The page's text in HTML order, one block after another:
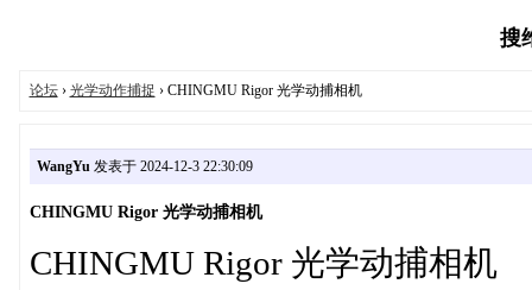
搜
论坛› 光学动作捕捉 › CHINGMU Rigor 光学动捕相机
WangYu发表于 2024-12-3 22:30:09
CHINGMU Rigor 光学动捕相机
CHINGMU Rigor 光学动捕相机